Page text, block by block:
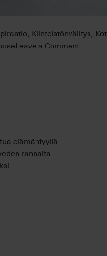
, Kiinteistönvälitys,
Leave a Commenton
elämäntyyliä
rannalta